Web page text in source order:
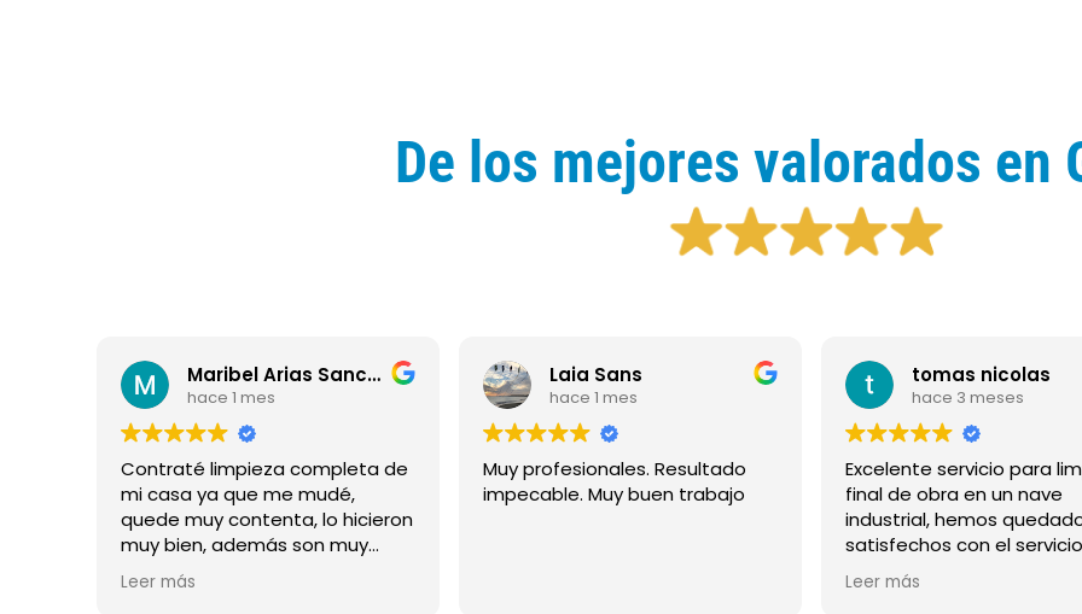
De los mejores valorados en
Laia Sans
hace 1 mes
Muy profesionales. Resultado
impecable. Muy buen trabajo
tomas nicolas
hace 3 meses
Excelente servicio para limpieza
final de obra en un nave
Marta Pobe
hace 3 meses
Un placer trabajar
Leer más